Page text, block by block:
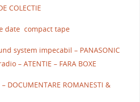
COLECTIE
date compact tape
system impecabil – PANASONIC
– ATENTIE – FARA BOXE
– DOCUMENTARE ROMANESTI &